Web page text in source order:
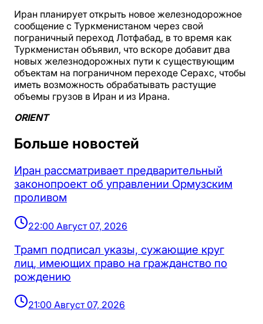
Иран планирует открыть новое железнодорожное
сообщение с Туркменистаном через свой
пограничный переход Лотфабад, в то время как
Туркменистан объявил, что вскоре добавит два
новых железнодорожных пути к существующим
объектам на пограничном переходе Серахс, чтобы
иметь возможность обрабатывать растущие
объемы грузов в Иран и из Ирана.
ORIENT
Больше новостей
Иран рассматривает предварительный
законопроект об управлении Ормузским
проливом
22:00 Август 07, 2026
Трамп подписал указы, сужающие круг
лиц, имеющих право на гражданство по
рождению
21:00 Август 07, 2026